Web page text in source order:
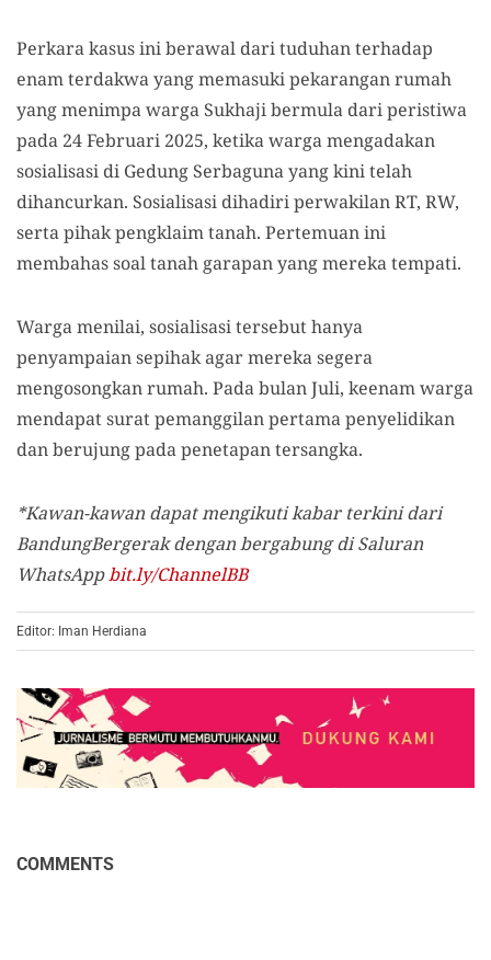
Perkara kasus ini berawal dari tuduhanterhadap
enam terdakwa yangmemasuki pekarangan rumah
yang menimpa warga Sukhajibermula dari peristiwa
pada 24 Februari 2025, ketika warga mengadakan
sosialisasi di Gedung Serbaguna yang kini telah
dihancurkan. Sosialisasi dihadiri perwakilan RT, RW,
serta pihak pengklaim tanah. Pertemuan ini
membahassoaltanah garapan yang mereka tempati.
Warga menilai, sosialisasi tersebut hanya
penyampaian sepihak agar mereka segera
mengosongkan rumah. Pada bulan Juli, keenam warga
mendapat surat pemanggilan pertama penyelidikan
dan berujung pada penetapan tersangka.
*Kawan-kawan dapat mengikuti kabar terkini dari
BandungBergerak dengan bergabung di Saluran
WhatsAppbit.ly/ChannelBB
Editor: Iman Herdiana
COMMENTS